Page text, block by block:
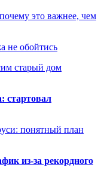
это важнее, чем
не обойтись
старый дом
стартовал
понятный план
из-за рекордного